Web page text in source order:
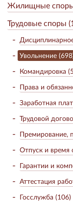
Жилищные
Трудовые споры
Увольнение
Командировка
Права и
Заработная
Трудовой
Премирование,
Отпуск и время
Гарантии и
Аттестация
Госслужба (106)